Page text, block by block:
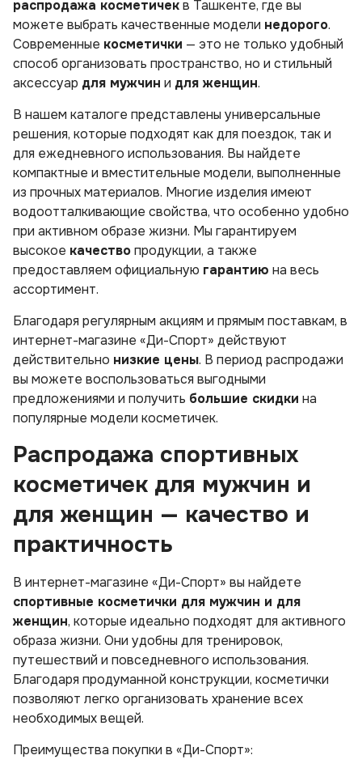
распродажа косметичекв Ташкенте, где вы
можете выбрать качественные модели недорого.
Современные косметички — это не только удобный
способ организовать пространство, но и стильный
аксессуар для мужчин и для женщин.
В нашем каталоге представлены универсальные
решения, которые подходят как для поездок, так и
для ежедневного использования. Вы найдете
компактные и вместительные модели, выполненные
из прочных материалов. Многие изделия имеют
водоотталкивающие свойства, что особенно удобно
при активном образе жизни. Мы гарантируем
высокое качествопродукции, а также
предоставляем официальную гарантию на весь
ассортимент.
Благодаря регулярным акциям и прямым поставкам, в
интернет-магазине «Ди-Спорт» действуют
действительно низкие цены. В период распродажи
вы можете воспользоваться выгодными
предложениями и получить большие скидки на
популярные модели косметичек.
Распродажа спортивных
косметичек для мужчин и
для женщин — качество и
практичность
В интернет-магазине «Ди-Спорт» вы найдете
спортивные косметички для мужчин и для
женщин, которые идеально подходят для активного
образа жизни. Они удобны для тренировок,
путешествий и повседневного использования.
Благодаря продуманной конструкции, косметички
позволяют легко организовать хранение всех
необходимых вещей.
Преимущества покупки в «Ди-Спорт»: